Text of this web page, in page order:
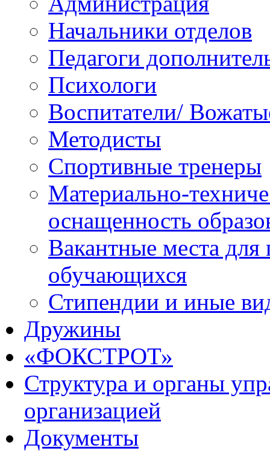
Начальники отделов
Педагоги
Психологи
Воспитатели/
Методисты
Спортивные тренеры
Материально-
оснащенность
Вакантные места для
обучающихся
Стипендии и иные
Дружины
«ФОКСТРОТ»
Структура и органы
организацией
Документы